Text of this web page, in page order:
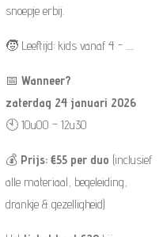
snoepje erbij.
🧒 Leeftijd: kids vanaf 4 - .....
📅 Wanneer?
zaterdag 24 januari 2026
🕙 10u00 – 12u30
💰 Prijs: €55 per duo (inclusief
alle materiaal, begeleiding,
drankje & gezelligheid)